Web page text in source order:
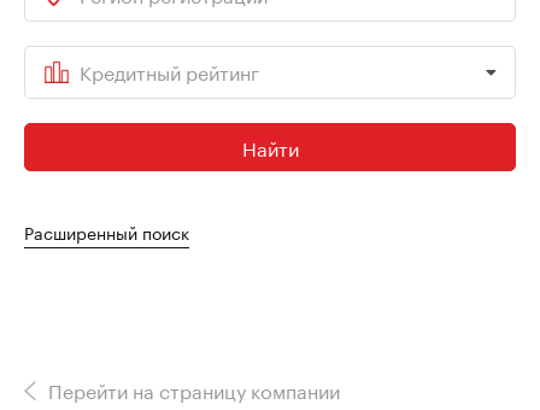
Кредитный рейтинг
Найти
Расширенный поиск
Перейти на страницу компании